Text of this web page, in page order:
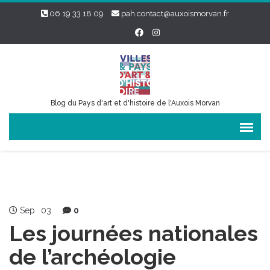
06 19 33 18 09 pah.contact@auxoismorvan.fr
Blog du Pays d'art et d'histoire de l'Auxois Morvan
Sep 03 0
Les journées nationales
de l’archéologie